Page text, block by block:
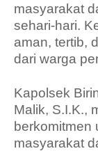
masyarakat
sehari-hari.
aman, tertib,
dari warga
Kapolsek
Malik, S.I.K.,
berkomitmen
masyarakat